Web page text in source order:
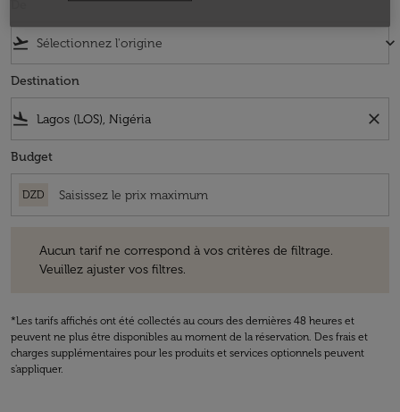
flight_takeoff keyboard_arrow_down
Destination
flight_land close
Budget
DZD
Aucun tarif ne correspond à vos critères de filtrage.
Veuillez ajuster vos filtres.
*Les tarifs affichés ont été collectés au cours des dernières 48 heures et
peuvent ne plus être disponibles au moment de la réservation. Des frais et
charges supplémentaires pour les produits et services optionnels peuvent
s'appliquer.